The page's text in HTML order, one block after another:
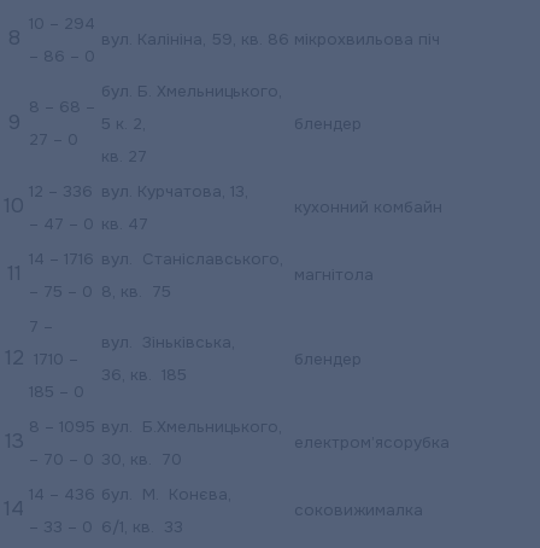
8
10 – 294
– 86 – 0
вул. Калініна, 59, кв. 86 мікрохвильова піч
9
8 – 68 –
27 – 0
бул. Б. Хмельницького,
5 к. 2,
кв. 27
блендер
10
12 – 336
– 47 – 0
вул. Курчатова, 13,
кв. 47
кухонний комбайн
11
14 – 1716
– 75 – 0
вул.
Станіславського,
8, кв.
75
магнітола
12
7 –
1710 –
185 – 0
вул.
Зіньківська,
36, кв.
185
блендер
13
8 – 1095
– 70 – 0
вул.
Б.Хмельницького,
30, кв.
70
електром’ясорубка
14
14 – 436
– 33 – 0
бул. М.
Конєва,
6/1, кв.
33
соковижималка